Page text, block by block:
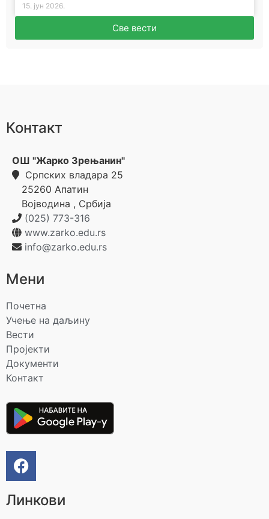
15. јун 2026.
Све вести
Контакт
ОШ "Жарко Зрењанин"
Српских владара 25
25260 Апатин
Војводина , Србија
(025) 773-316
www.zarko.edu.rs
info@zarko.edu.rs
Мени
Почетна
Учење на даљину
Вести
Пројекти
Документи
Контакт
Линкови